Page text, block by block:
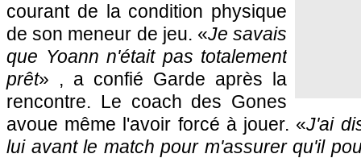
courant de la condition physique
de son meneur de jeu. «Je savais
que Yoann n'était pas totalement
prêt» , a confié Garde après la
rencontre. Le coach des Gones
avoue même l'avoir forcé à jouer. «J'ai
lui avant le match pour m'assurer qu'il